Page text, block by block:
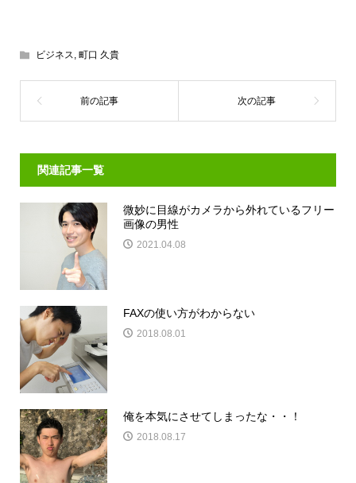
ビジネス, 町口 久貴
関連記事一覧
微妙に目線がカメラから外れているフリー
画像の男性
2021.04.08
FAXの使い方がわからない
2018.08.01
俺を本気にさせてしまったな・・！
2018.08.17